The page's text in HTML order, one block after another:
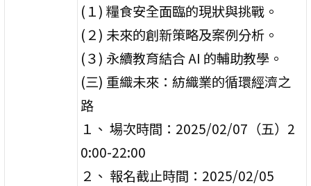
(１) 糧食安全面臨的現狀與挑戰。
(２) 未來的創新策略及案例分析。
(３) 永續教育結合 AI 的輔助教學。
(三) 重織未來：紡織業的循環經濟之
路
１、 場次時間：2025/02/07（五）2
0:00-22:00
２、 報名截止時間：2025/02/05